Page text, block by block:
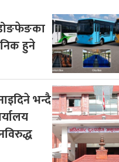
हुने
भन्दै